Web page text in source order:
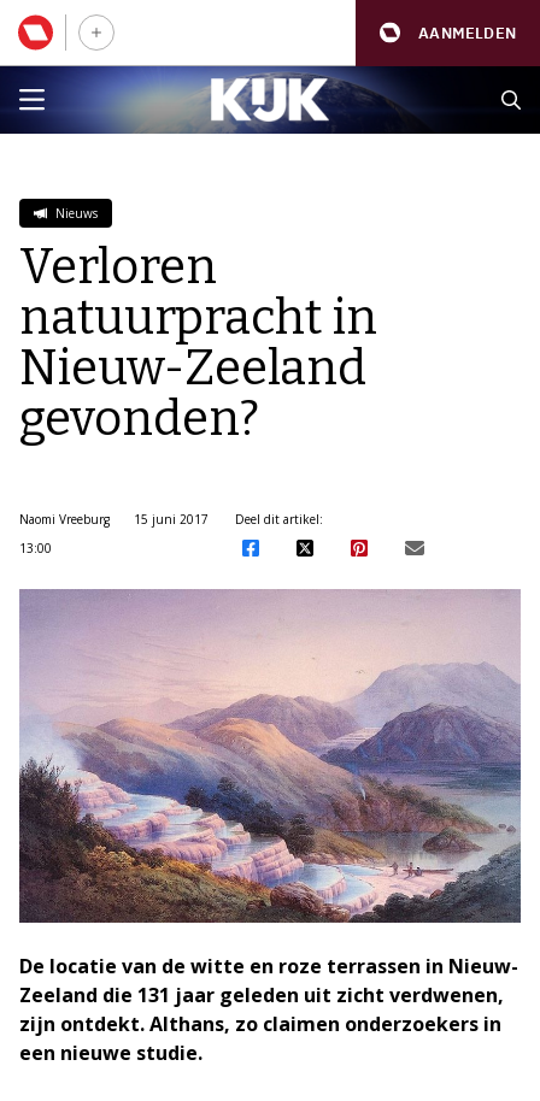
AANMELDEN
Nieuws
Verloren
natuurpracht in
Nieuw-Zeeland
gevonden?
Naomi Vreeburg
15 juni 2017
13:00
Deel dit artikel:
De locatie van de witte en roze terrassen in Nieuw-
Zeeland die 131 jaar geleden uit zicht verdwenen,
zijn ontdekt. Althans, zo claimen onderzoekers in
een nieuwe studie.